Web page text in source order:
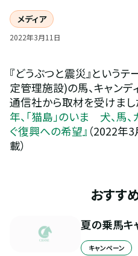
メディア
2022年3月11 日
『どうぶつと震災』という
定管理施設)の馬、キャン
通信社から取材を受けまし
年、「猫島」のいま　犬、馬
ぐ復興への希望』 （2022年
載）
おすす
夏の乗馬キ
キャンペーン